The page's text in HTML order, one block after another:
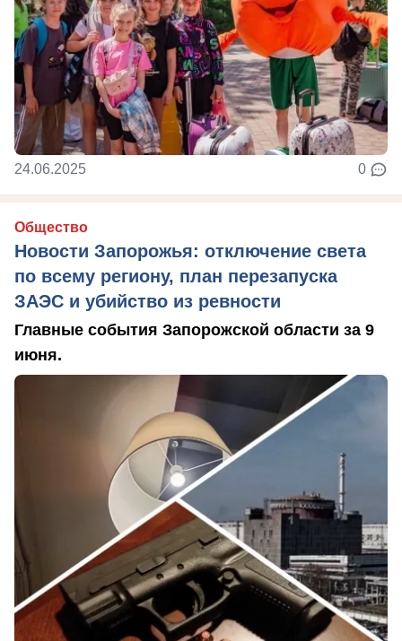
24.06.2025 0
Общество
Новости Запорожья: отключение света
по всему региону, план перезапуска
ЗАЭС и убийство из ревности
Главные события Запорожской области за 9
июня.